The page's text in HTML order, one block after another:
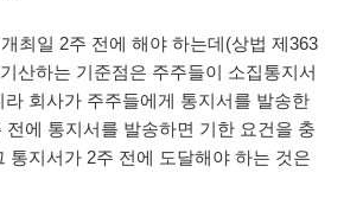
최일 2주 전에 해야 하는데(상법 제363
산하는 기준점은 주주들이 소집통지서
라 회사가 주주들에게 통지서를 발송한
전에 통지서를 발송하면 기한 요건을 충
통지서가 2주 전에 도달해야 하는 것은